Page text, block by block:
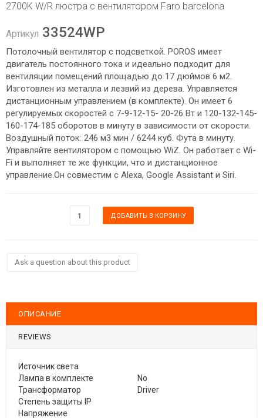
2700K W/R люстра с вентилятором Faro barcelona
Артикул 33524WP
Потолочный вентилятор с подсветкой. POROS имеет
двигатель постоянного тока и идеально подходит для
вентиляции помещений площадью до 17 дюймов 6 м2.
Изготовлен из металла и лезвий из дерева. Управляется
дистанционным управлением (в комплекте). Он имеет 6
регулируемых скоростей с 7-9-12-15- 20-26 Вт и 120-132-145-
160-174-185 оборотов в минуту в зависимости от скорости.
Воздушный поток: 246 м3 мин / 6244 куб. Фута в минуту.
Управляйте вентилятором с помощью WiZ. Он работает с Wi-
Fi и выполняет те же функции, что и дистанционное
управление.Он совместим с Alexa, Google Assistant и Siri.
Ask a question about this product
ОПИСАНИЕ
REVIEWS
Источник света
Лампа в комплекте
No
Трансформатор
Driver
Степень защиты IP
Напряжение